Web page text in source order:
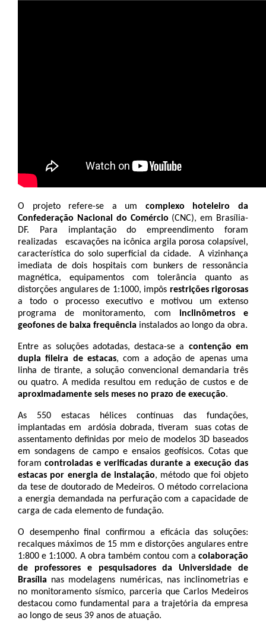
O projeto refere-se a um complexo hoteleiro da
Confederação Nacional do Comércio (CNC), em Brasília-
DF. Para implantação do empreendimento foram
realizadas   escavações na icônica argila porosa colapsível,
característica do solo superficial da cidade.  A vizinhança
imediata de dois hospitais com bunkers de ressonância
magnética, equipamentos com tolerância quanto as
distorções angulares de 1:1000, impôs restrições rigorosas
a todo o processo executivo e motivou um extenso
programa de monitoramento, com inclinômetros e
geofones de baixa frequência instalados ao longo da obra.
Entre as soluções adotadas, destaca-se a contenção em
dupla fileira de estacas, com a adoção de apenas uma
linha de tirante, a solução convencional demandaria três
aproximadamente seis meses no prazo de execução.
As 550 estacas hélices contínuas das fundações,
implantadas em  ardósia dobrada, tiveram  suas cotas de
assentamento definidas por meio de modelos 3D baseados
em sondagens de campo e ensaios geofísicos. Cotas que
foram controladas e verificadas durante a execução das
estacas por energia de instalação, método que foi objeto
da tese de doutorado de Medeiros. O método correlaciona
a energia demandada na perfuração com a capacidade de
carga de cada elemento de fundação.
O desempenho final confirmou a eficácia das soluções:
recalques máximos de 15 mm e distorções angulares entre
1:800 e 1:1000. A obra também contou com a colaboração
de professores e pesquisadores da Universidade de
Brasília nas modelagens numéricas, nas inclinometrias e
no monitoramento sísmico, parceria que Carlos Medeiros
destacou como fundamental para a trajetória da empresa
ao longo de seus 39 anos de atuação.